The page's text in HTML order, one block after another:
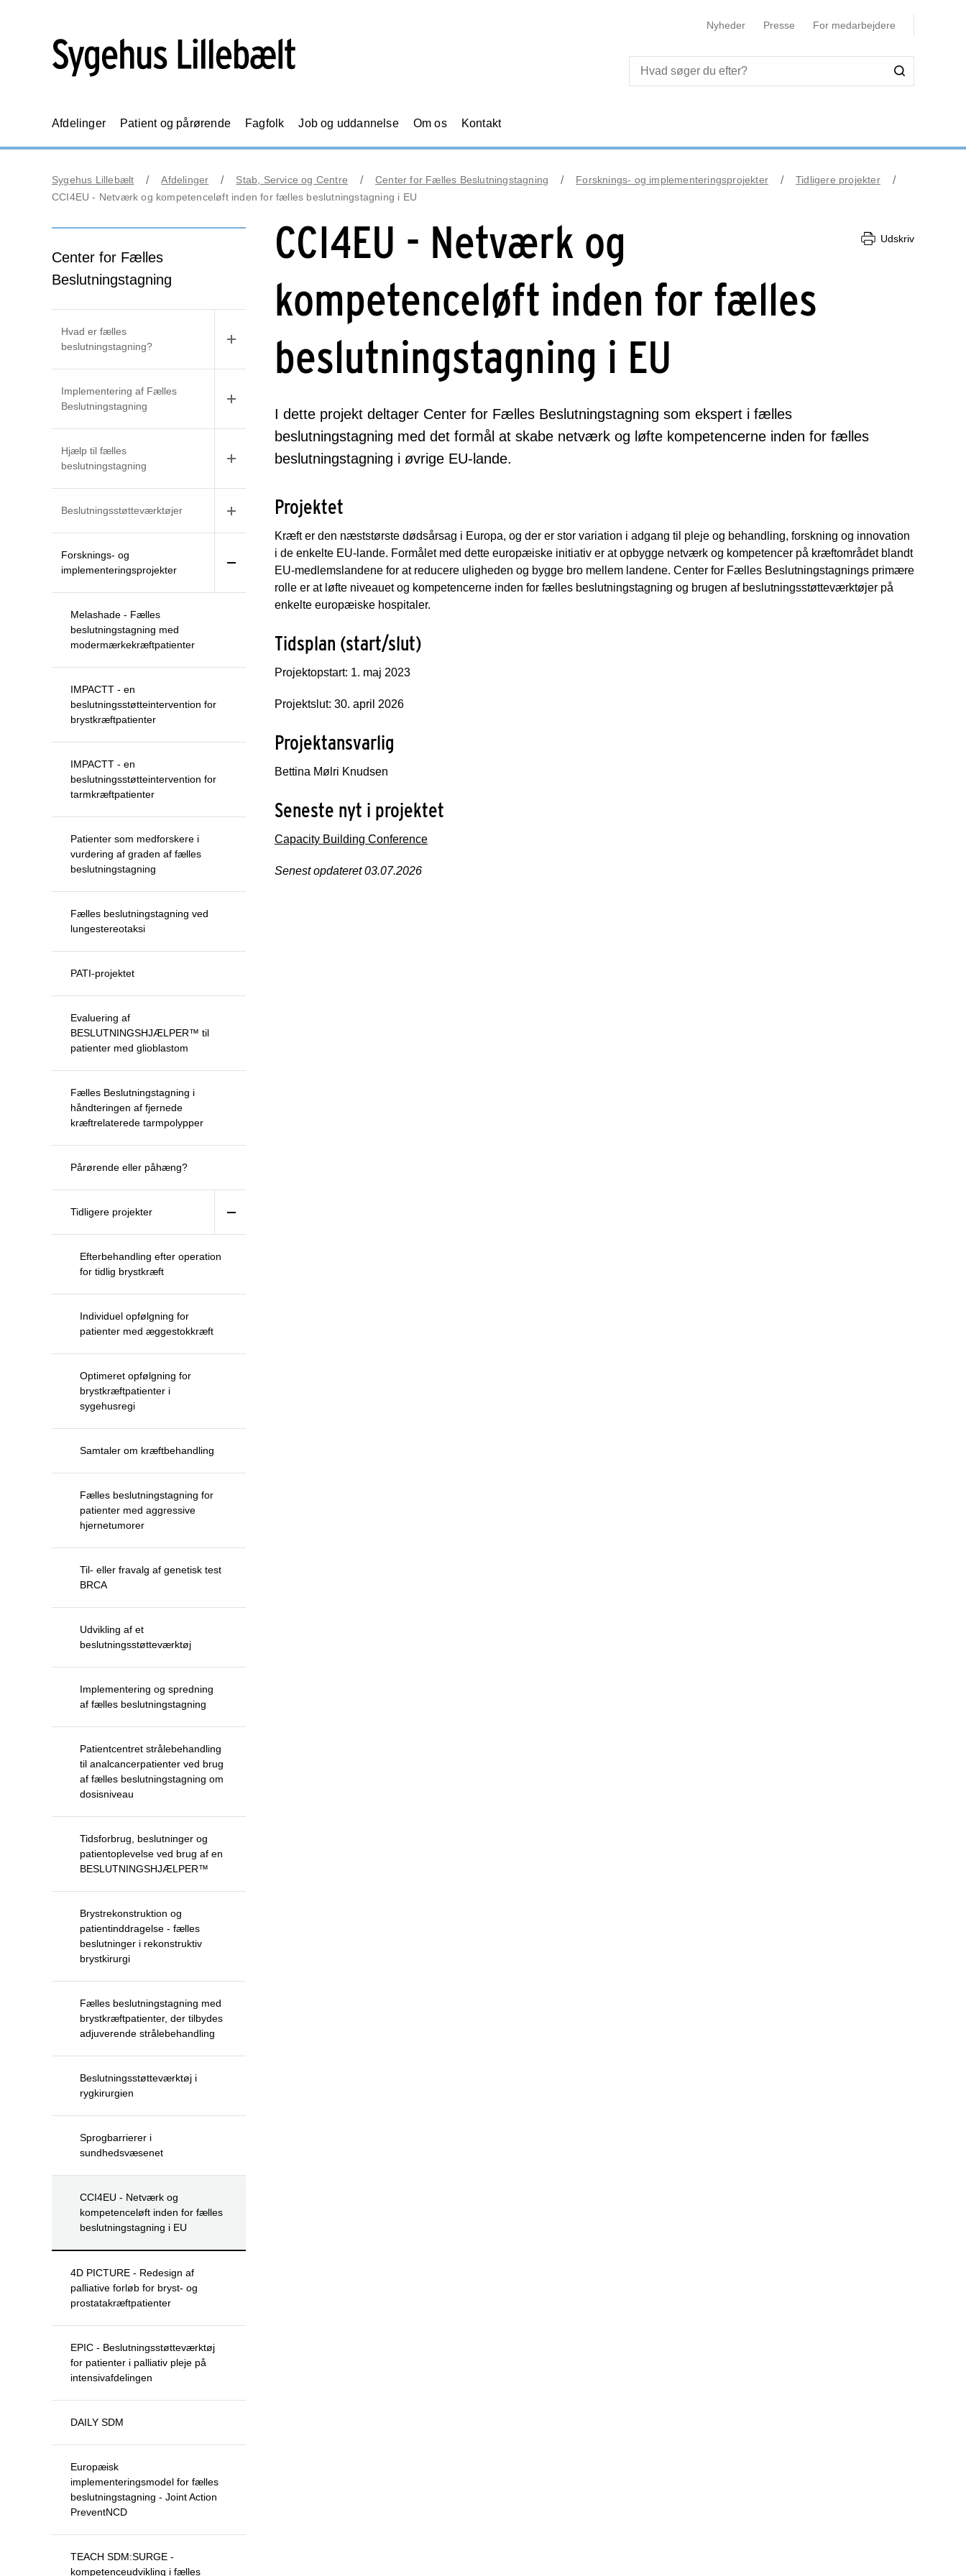
Nyheder Presse For medarbejdere
Afdelinger Patient og pårørende Fagfolk Job og uddannelse Om os Kontakt
Sygehus Lillebælt Afdelinger Stab, Service og Centre Center for Fælles Beslutningstagning Forsknings- og implementeringsprojekter
Tidligere projekter
CCI4EU - Netværk og kompetenceløft inden for fælles beslutningstagning i EU
Center for Fælles
Beslutningstagning
Hvad er fælles
beslutningstagning?
Implementering af Fælles
Beslutningstagning
Hjælp til fælles
beslutningstagning
Beslutningsstøtteværktøjer
Forsknings- og
implementeringsprojekter
Melashade - Fælles
beslutningstagning med
modermærkekræftpatienter
IMPACTT - en
beslutningsstøtteintervention for
brystkræftpatienter
IMPACTT - en
beslutningsstøtteintervention for
tarmkræftpatienter
Patienter som medforskere i
vurdering af graden af fælles
beslutningstagning
Fælles beslutningstagning ved
lungestereotaksi
PATI-projektet
Evaluering af
BESLUTNINGSHJÆLPER™ til
patienter med glioblastom
Fælles Beslutningstagning i
håndteringen af fjernede
kræftrelaterede tarmpolypper
Pårørende eller påhæng?
Tidligere projekter
Efterbehandling efter operation
for tidlig brystkræft
Individuel opfølgning for
patienter med æggestokkræft
Optimeret opfølgning for
brystkræftpatienter i
sygehusregi
Samtaler om kræftbehandling
Fælles beslutningstagning for
patienter med aggressive
hjernetumorer
Til- eller fravalg af genetisk test
BRCA
Udvikling af et
beslutningsstøtteværktøj
Implementering og spredning
af fælles beslutningstagning
Patientcentret strålebehandling
til analcancerpatienter ved brug
af fælles beslutningstagning om
dosisniveau
Tidsforbrug, beslutninger og
patientoplevelse ved brug af en
BESLUTNINGSHJÆLPER™
Brystrekonstruktion og
patientinddragelse - fælles
beslutninger i rekonstruktiv
brystkirurgi
Fælles beslutningstagning med
brystkræftpatienter, der tilbydes
adjuverende strålebehandling
Beslutningsstøtteværktøj i
rygkirurgien
Sprogbarrierer i
sundhedsvæsenet
CCI4EU - Netværk og
kompetenceløft inden for fælles
beslutningstagning i EU
4D PICTURE - Redesign af
palliative forløb for bryst- og
prostatakræftpatienter
EPIC - Beslutningsstøtteværktøj
for patienter i palliativ pleje på
intensivafdelingen
DAILY SDM
Europæisk
implementeringsmodel for fælles
beslutningstagning - Joint Action
PreventNCD
TEACH SDM:SURGE -
kompetenceudvikling i fælles
CCI4EU - Netværk og
kompetenceløft inden for fælles
beslutningstagning i EU
Udskriv
I dette projekt deltager Center for Fælles Beslutningstagning som ekspert i fælles
beslutningstagning med det formål at skabe netværk og løfte kompetencerne inden for fælles
beslutningstagning i øvrige EU-lande.
Projektet
Kræft er den næststørste dødsårsag i Europa, og der er stor variation i adgang til pleje og behandling, forskning og innovation
i de enkelte EU-lande. Formålet med dette europæiske initiativ er at opbygge netværk og kompetencer på kræftområdet blandt
EU-medlemslandene for at reducere uligheden og bygge bro mellem landene. Center for Fælles Beslutningstagnings primære
rolle er at løfte niveauet og kompetencerne inden for fælles beslutningstagning og brugen af beslutningsstøtteværktøjer på
enkelte europæiske hospitaler.
Tidsplan (start/slut)
Projektopstart: 1. maj 2023
Projektslut: 30. april 2026
Projektansvarlig
Bettina Mølri Knudsen
Seneste nyt i projektet
Capacity Building Conference
Senest opdateret 03.07.2026